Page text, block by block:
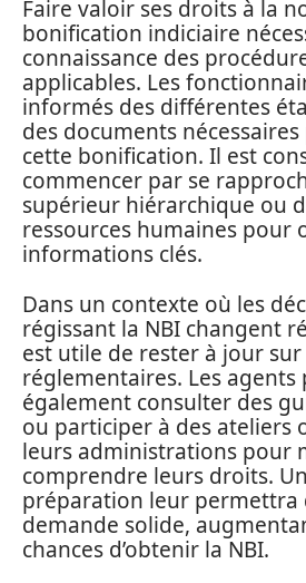
Faire valoir ses droits à la
bonification indiciaire
connaissance des
applicables. Les
informés des différentes
des documents
cette bonification. Il est
commencer par se
supérieur hiérarchique ou
ressources humaines pour
informations clés.
Dans un contexte où les
régissant la NBI changent
est utile de rester à jour
réglementaires. Les agents
également consulter des
ou participer à des ateliers
leurs administrations pour
comprendre leurs droits.
préparation leur permettra
demande solide,
chances d’obtenir la NBI.